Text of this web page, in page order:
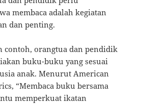
membaca adalah kegiatan
dan penting.
contoh, orangtua dan pendidik
buku-buku yang sesuai
anak. Menurut American
“Membaca buku bersama
memperkuat ikatan